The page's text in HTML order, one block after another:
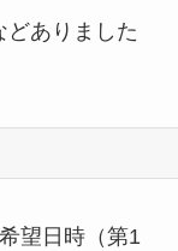
どありました
望日時（第1